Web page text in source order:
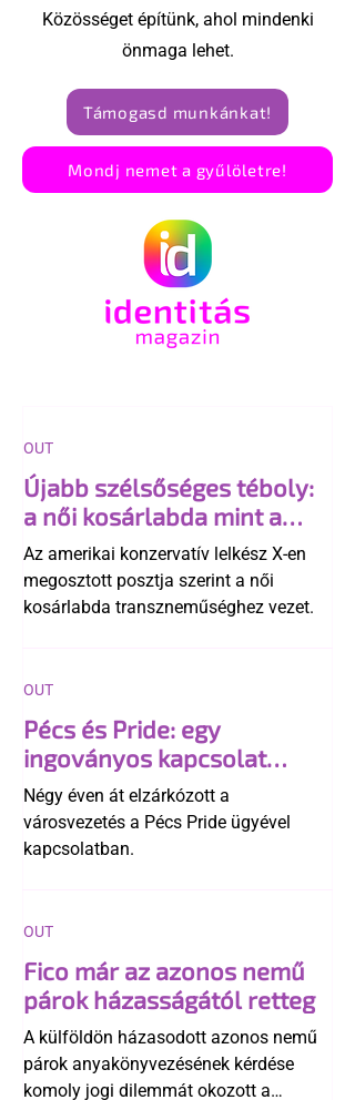
Közösséget építünk, ahol mindenki
önmaga lehet.
Támogasd munkánkat!
Mondj nemet a gyűlöletre!
Újabb szélsőséges téboly:
a női kosárlabda mint a
"transzneműség kapuja"
Az amerikai konzervatív lelkész X-en
megosztott posztja szerint a női
kosárlabda transzneműséghez vezet.
OUT
Pécs és Pride: egy
ingoványos kapcsolat
története
Négy éven át elzárkózott a
városvezetés a Pécs Pride ügyével
kapcsolatban.
OUT
Fico már az azonos nemű
párok házasságától retteg
A külföldön házasodott azonos nemű
párok anyakönyvezésének kérdése
komoly jogi dilemmát okozott a
OUT